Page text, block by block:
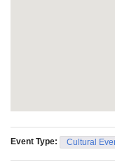
Event Type: Cultural